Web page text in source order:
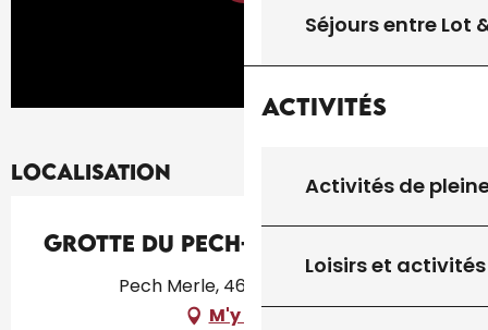
Séjours entre Lot
Activités
Activités de
Loisirs et activités
Localisation
Grotte du Pech-Merle
Pech Merle, 46330 Cabrerets
M'y rendre